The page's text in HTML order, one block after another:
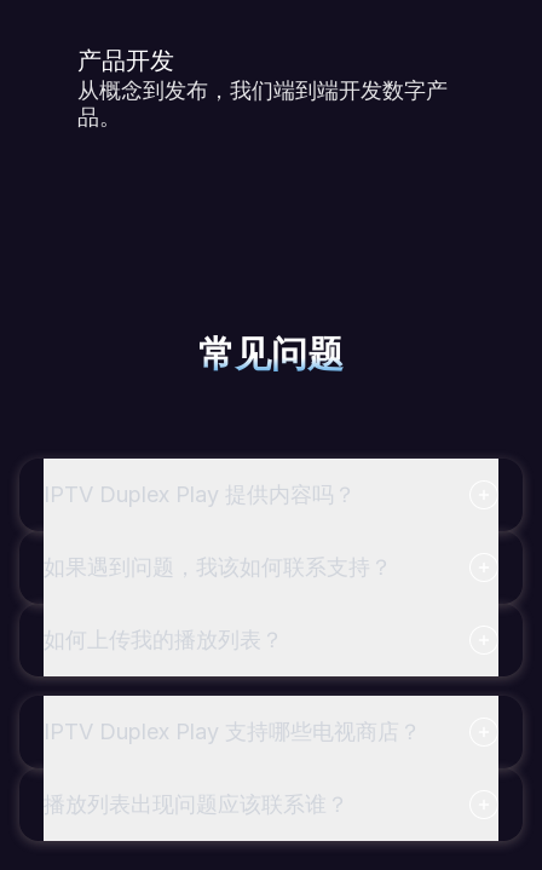
产品开发
从概念到发布，我们端到端开发数字产
品。
常见问题
IPTV Duplex Play 提供内容吗？
如果遇到问题，我该如何联系支持？
如何上传我的播放列表？
IPTV Duplex Play 支持哪些电视商店？
播放列表出现问题应该联系谁？